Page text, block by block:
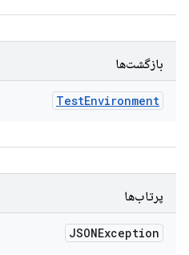
بازگشت‌ها
TestEnvironment
پرتاب‌ها
JSONException